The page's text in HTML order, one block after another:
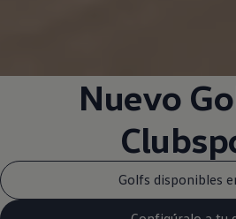
Nuevo
Golfs disponibles